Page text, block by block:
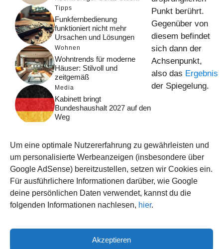
Um eine optimale Nutzererfahrung zu gewährleisten und
um personalisierte Werbeanzeigen (insbesondere über
Google AdSense) bereitzustellen, setzen wir Cookies ein.
Für ausführlichere Informationen darüber, wie Google
deine persönlichen Daten verwendet, kannst du die
folgenden Informationen nachlesen, hier.
Akzeptieren
Punkt berührt.
Gegenüber von
diesem befindet
sich dann der
Achsenpunkt,
also das Ergebnis
der Spiegelung.
Tipps
Funkfernbedienung
funktioniert nicht mehr
Ursachen und Lösungen
Wohnen
Wohntrends für moderne
Häuser: Stilvoll und
zeitgemäß
Media
Kabinett bringt
Bundeshaushalt 2027 auf den
Weg
Funktionsweise, Prozesse
und Rankinglogik
Computer
Wieso habe ich im moment
kein Internet?
© 2026 WISSEN123.DE